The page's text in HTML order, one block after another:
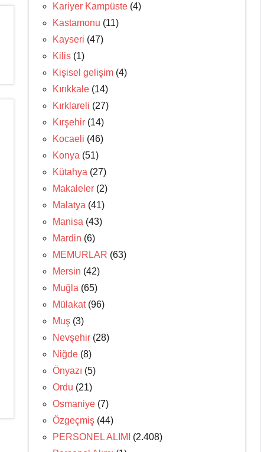
Kariyer Kampüste (4)
Kastamonu (11)
Kayseri (47)
Kilis (1)
Kişisel gelişim (4)
Kırıkkale (14)
Kırklareli (27)
Kırşehir (14)
Kocaeli (46)
Konya (51)
Kütahya (27)
Makaleler (2)
Malatya (41)
Manisa (43)
Mardin (6)
MEMURLAR (63)
Mersin (42)
Muğla (65)
Mülakat(96)
Muş (3)
Nevşehir (28)
Niğde (8)
Önyazı (5)
Ordu (21)
Osmaniye (7)
Özgeçmiş (44)
PERSONEL ALIMI
(2.408)